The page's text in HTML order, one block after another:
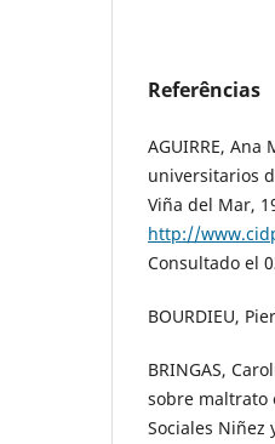
Referências
AGUIRRE,
universitarios
Viña del Mar,
http://
Consultado el
BOURDIEU,
BRINGAS,
sobre maltrato
Sociales Niñez